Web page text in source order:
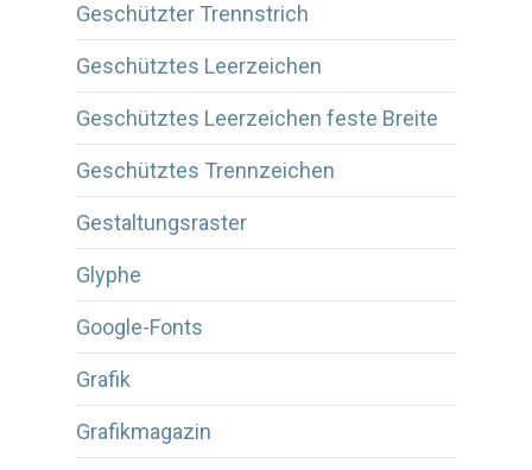
Geschützter Trennstrich
Geschütztes Leerzeichen
Geschütztes Leerzeichen feste Breite
Geschütztes Trennzeichen
Gestaltungsraster
Glyphe
Google-Fonts
Grafik
Grafikmagazin